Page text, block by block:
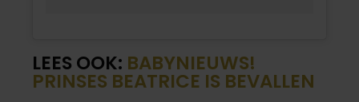
LEES OOK: BABYNIEUWS!
PRINSES BEATRICE IS BEVALLEN